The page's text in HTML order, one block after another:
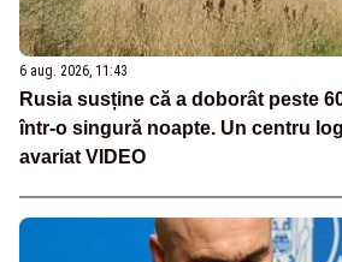
6 aug. 2026, 11:43
Rusia susține că a doborât peste
într-o singură noapte. Un centru
avariat VIDEO